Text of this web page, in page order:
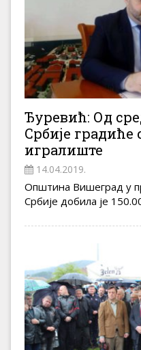
Ђуревић: Од
Србије градиће
игралиште
14.04.2019.
Општина Вишеград у
Србије добила је